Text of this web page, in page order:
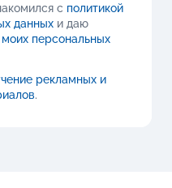
с политикой
данныхи даю
персональных
рекламных и
.